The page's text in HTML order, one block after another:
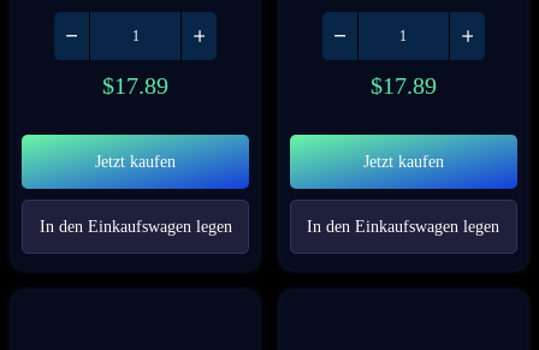
$17.89
Jetzt kaufen
In den Einkaufswagen legen
$17.89
Jetzt kaufen
In den Einkaufswagen legen